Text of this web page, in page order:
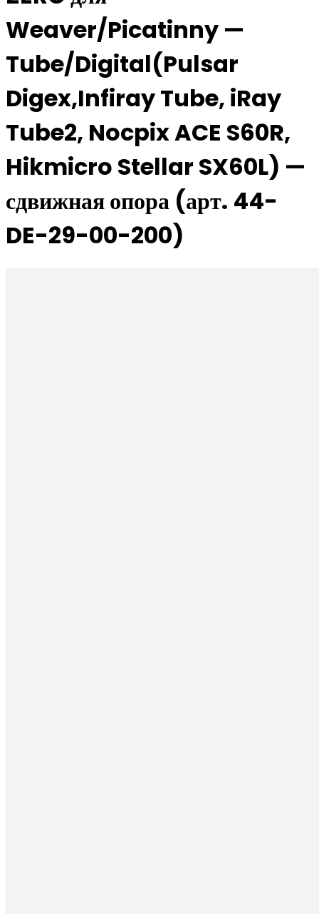
Weaver/Picatinny —
Tube/Digital(Pulsar
Digex,Infiray Tube, iRay
Tube2, Nocpix ACE S60R,
Hikmicro Stellar SX60L) —
сдвижная опора (арт. 44-
DE-29-00-200)